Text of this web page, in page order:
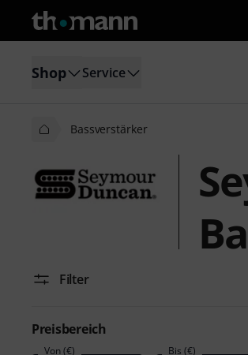
Shop Service
Bassverstärker
Filter
Preisbereich
Von (€) Bis (€)